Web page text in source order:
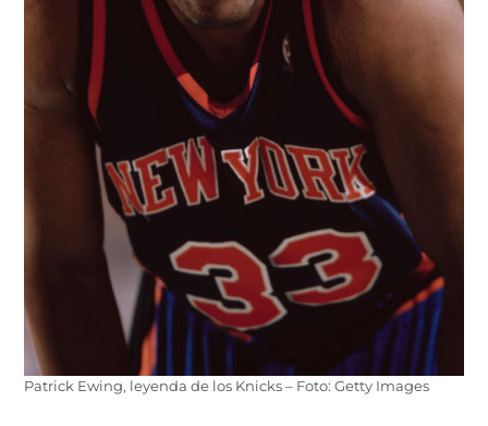
Patrick Ewing, leyenda de los Knicks – Foto: Getty Images